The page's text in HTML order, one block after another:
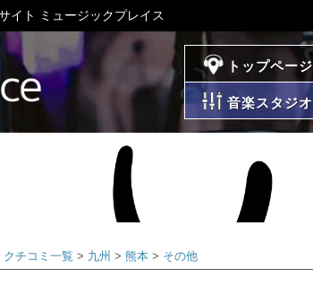
イト ミュージックプレイス
ミュージックプレイス トップページ
音楽スタジオ
クチコミ一覧 九州 熊本 その他